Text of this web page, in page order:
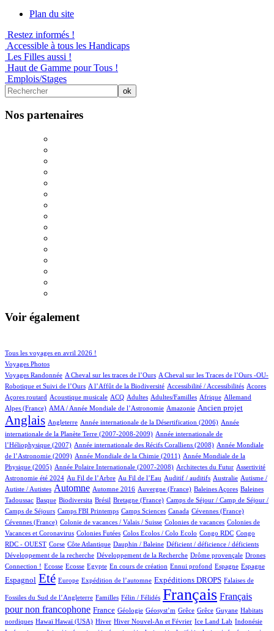
Plan du site
Restez informés !
Accessible à tous les Handicaps
Les Filles aussi !
Haut de Gamme pour Tous !
Emplois/Stages
Nos partenaires
Voir également
Tous les voyages en avril 2026 !
176/950
Voyages Photos
148/950
Voyages Randonnée
5/950 A Cheval sur les traces de l’Ours
4/950
A Cheval sur les Traces de l’Ours -OU-
Robotique et Suivi de l’Ours
4/950 A l’Affût de la Biodiversité
1/950 Accessibilité / Accessibilités
5/950 Acores
1/950
Açores routard
3/950 Acoustique musicale
85/950 ACQ
35/950 Adultes
14/950 Adultes/Familles
1/950 Afrique
64/950 Allemand
24/950
Alpes (France)
13/950 AMA / Année Mondiale de l’Astronomie
7/950 Amazonie
279/950 Ancien projet
740/950
Anglais
73/950 Angleterre
6/950 Année internationale de la Désertification (2006)
14/950
Année
internationale de la Planète Terre (2007-2008-2009)
4/950
Année internationale de
l’Héliophysique (2007)
1/950 Année internationale des Récifs Coralliens (2008)
12/950
Année Mondiale
de l’Astronomie (2009)
2/950 Année Mondiale de la Chimie (2011)
15/950
Année Mondiale de la
Physique (2005)
5/950 Année Polaire Internationale (2007-2008)
2/950 Architectes du Futur
1/950 Assertivité
36/950
Astronomie été 2024
22/950 Au Fil de l’Arbre
12/950 Au Fil de l’Eau
1/950 Auditif / auditifs
1/950 Australie
1/950
Autisme /
Autiste / Autistes
436/950 Automne
5/950 Automne 2016
7/950 Auvergne (France)
1/950 Baleines Açores
2/950
Baleines
Tadoussac
1/950 Basque
87/950 Biodiversita
1/950 Brésil
15/950 Bretagne (France)
93/950
Camps de Séjour / Camp de Séjour /
Camps de Séjours
2/950 Camps FBI Printemps
12/950 Camps Sciences
7/950 Canada
2/950 Cévennes (France)
1/950
Cévennes (France)
1/950 Colonie de vacances / Valais / Suisse
4/950 Colonies de vacances
4/950
Colonies de
Vacances et Coronavirus
1/950 Colonies Futées
1/950 Colos Ecolos / Colo Ecolo
1/950 Congo RDC
1/950
Congo
RDC - OUEST
1/950 Corse
23/950 Côte Atlantique
1/950 Dauphin / Baleine
1/950 Déficient / déficience / déficients
1/950
Développement de la recherche
1/950 Développement de la Recherche
1/950 Drôme provençale
25/950
Drones
Connection !
2/950 Ecosse
2/950 Ecosse
1/950 Egypte
16/950 En cours de création
1/950 Ennui profond
36/950 Espagne
18/950 Espagne
258/950
Espagnol
722/950 Eté
12/950 Europe
153/950 Expédition de l’automne
237/950 Expéditions DROPS
8/950 Falaises de
Fossiles du Sud de l’Angleterre Familles Félin / Félidés Français Français
pour non francophone
304/950 France
45/950 Géologie
1/950 Géosyst’m
1/950 Grêce
1/950 Grêce
1/950 Guyane
3/950
Habitats
nordiques
1/950 Hawaï
1/950 Hawaï (USA)
150/950 Hiver
29/950 Hiver Nouvel-An et Février
14/950 Ice Land Lab
2/950 Indonésie
1/950